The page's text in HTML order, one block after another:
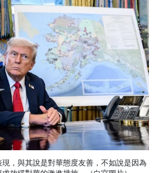
，與其說是對華態度友善，不如說是因為